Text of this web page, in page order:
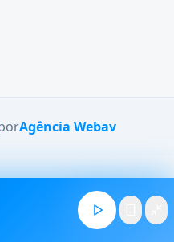
Agência Webav